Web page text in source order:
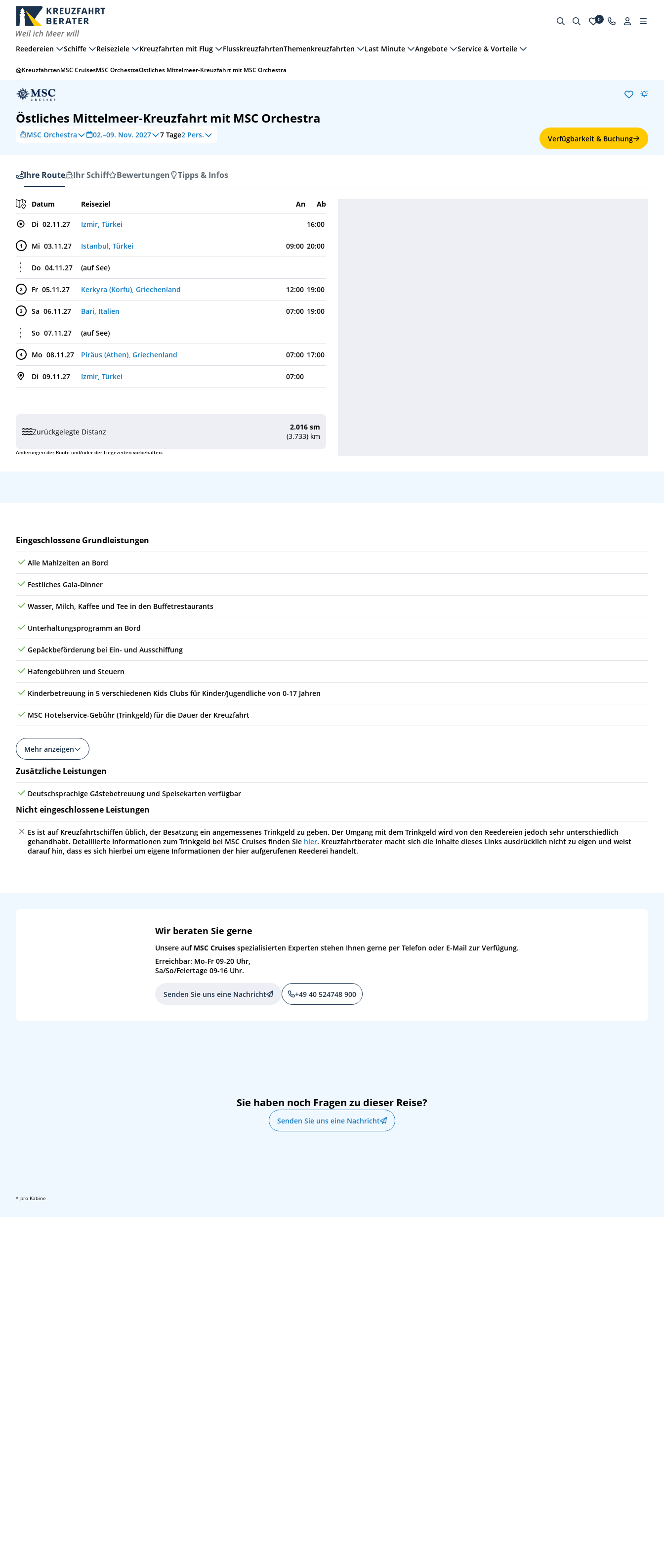
0
Reedereien Schiffe Reiseziele Kreuzfahrten mit Flug FlusskreuzfahrtenThemenkreuzfahrten Last Minute Angebote Service & Vorteile
KreuzfahrtenMSC CruisesMSC OrchestraÖstliches Mittelmeer-Kreuzfahrt mit MSC Orchestra
Östliches Mittelmeer-Kreuzfahrt mit MSC Orchestra
MSC Orchestra 02.–09. Nov. 2027 7 Tage2 Pers. Verfügbarkeit & Buchung
Ihre Route Ihr Schiff Bewertungen Tipps & Infos
Ihre Route
Datum Reiseziel An Ab
Di 02.11.27 Izmir, Türkei 16:00
1 Mi 03.11.27 Istanbul, Türkei 09:00 20:00
Do 04.11.27 (auf See)
2 Fr 05.11.27 Kerkyra (Korfu), Griechenland 12:00 19:00
3 Sa 06.11.27 Bari, Italien 07:00 19:00
So 07.11.27 (auf See)
4 Mo 08.11.27 Piräus (Athen), Griechenland 07:00 17:00
Di 09.11.27 Izmir, Türkei 07:00
Zurückgelegte Distanz
2.016 sm
(3.733) km
Änderungen der Route und/oder der Liegezeiten vorbehalten.
Leistungen
Eingeschlossene Grundleistungen
Alle Mahlzeiten an Bord
Festliches Gala-Dinner
Wasser, Milch, Kaffee und Tee in den Buffetrestaurants
Unterhaltungsprogramm an Bord
Gepäckbeförderung bei Ein- und Ausschiffung
Hafengebühren und Steuern
Kinderbetreuung in 5 verschiedenen Kids Clubs für Kinder/Jugendliche von 0-17 Jahren
MSC Hotelservice-Gebühr (Trinkgeld) für die Dauer der Kreuzfahrt
Mehr anzeigen
Zusätzliche Leistungen
Deutschsprachige Gästebetreuung und Speisekarten verfügbar
Nicht eingeschlossene Leistungen
Es ist auf Kreuzfahrtschiffen üblich, der Besatzung ein angemessenes Trinkgeld zu geben. Der Umgang mit dem Trinkgeld wird von den Reedereien jedoch sehr unterschiedlich
gehandhabt. Detaillierte Informationen zum Trinkgeld bei MSC Cruises finden Sie hier. Kreuzfahrtberater macht sich die Inhalte dieses Links ausdrücklich nicht zu eigen und weist
darauf hin, dass es sich hierbei um eigene Informationen der hier aufgerufenen Reederei handelt.
Wir beraten Sie gerne
Unsere auf MSC Cruises spezialisierten Experten stehen Ihnen gerne per Telefon oder E-Mail zur Verfügung.
Erreichbar: Mo-Fr 09-20 Uhr,
Sa/So/Feiertage 09-16 Uhr.
Senden Sie uns eine Nachricht +49 40 524748 900
Sie haben noch Fragen zu dieser Reise?
Senden Sie uns eine Nachricht
* pro Kabine